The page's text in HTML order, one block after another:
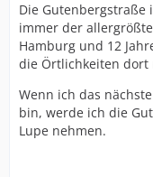
Die Gutenbergstraße
immer der
Hamburg und 12
die Örtlichkeiten dort
Wenn ich das
bin, werde ich die
Lupe nehmen.